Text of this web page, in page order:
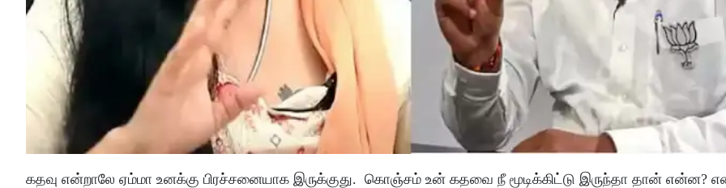
கதவு என்றாலே ஏம்மா உனக்கு பிரச்சனையாக இருக்குது. கொஞ்சம் உன் கதவை நீ மூடிக்கிட்டு இருந்தா தான் என்ன?